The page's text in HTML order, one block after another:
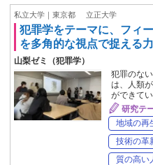
私立大学｜東京都 立正大学
犯罪学をテーマに、フィ
を多角的な視点で捉える
山梨ゼミ（犯罪学）
犯罪のな
は、人類
ができて
研究テ
地域の再
技術の革
質の高い